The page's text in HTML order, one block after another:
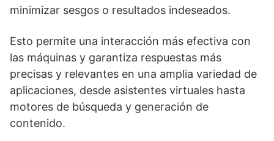
minimizar sesgos o resultados indeseados.
Esto permite una interacción más efectiva con
las máquinas y garantiza respuestas más
precisas y relevantes en una amplia variedad de
aplicaciones, desde asistentes virtuales hasta
motores de búsqueda y generación de
contenido.